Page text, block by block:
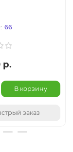
66
р.
В корзину
заказ